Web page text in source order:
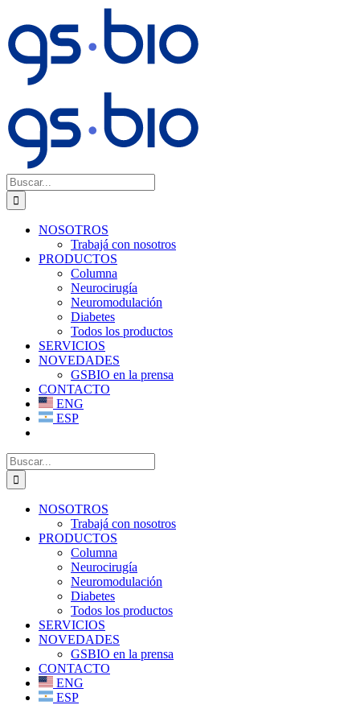
al
contenido
Buscar:
NOSOTROS
Trabajá con nosotros
PRODUCTOS
Columna
Neurocirugía
Neuromodulación
Diabetes
Todos los productos
SERVICIOS
NOVEDADES
GSBIO en la prensa
CONTACTO
ENG
ESP
Buscar:
NOSOTROS
Trabajá con nosotros
PRODUCTOS
Columna
Neurocirugía
Neuromodulación
Diabetes
Todos los productos
SERVICIOS
NOVEDADES
GSBIO en la prensa
CONTACTO
ENG
ESP